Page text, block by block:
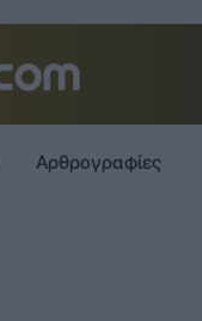
Αρθρογραφίες